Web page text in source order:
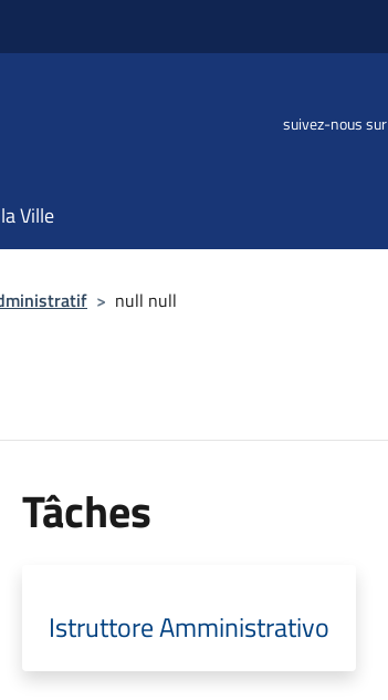
suivez-nous sur
Ville
> null null
Tâches
Istruttore Amministrativo